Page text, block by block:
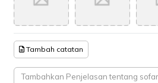
Tambah catatan